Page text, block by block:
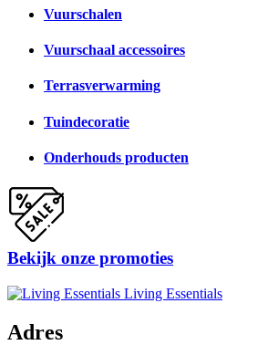
Vuurschalen
Vuurschaal accessoires
Terrasverwarming
Tuindecoratie
Onderhouds producten
Bekijk onze promoties
Living Essentials
Adres